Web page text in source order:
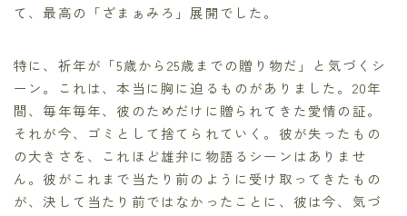
て、最高の「ざまぁみろ」展開でした。
特に、祈年が「5歳から25歳までの贈り物だ」と気づくシ
ーン。これは、本当に胸に迫るものがありました。20年
間、毎年毎年、彼のためだけに贈られてきた愛情の証。
それが今、ゴミとして捨てられていく。彼が失ったもの
の大きさを、これほど雄弁に物語るシーンはありませ
ん。彼がこれまで当たり前のように受け取ってきたもの
が、決して当たり前ではなかったことに、彼は今、気づ